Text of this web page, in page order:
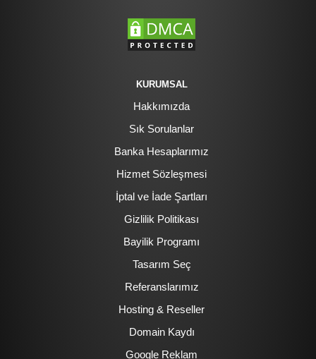
KURUMSAL
Hakkımızda
Sık Sorulanlar
Banka Hesaplarımız
Hizmet Sözleşmesi
İptal ve İade Şartları
Gizlilik Politikası
Bayilik Programı
Tasarım Seç
Referanslarımız
Hosting & Reseller
Domain Kaydı
Google Reklam